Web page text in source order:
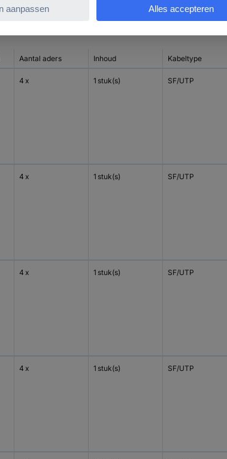
Aantal aders Inhoud Kabeltype
4 x 1 stuk(s) SF/UTP
4 x 1 stuk(s) SF/UTP
4 x 1 stuk(s) SF/UTP
4 x 1 stuk(s) SF/UTP